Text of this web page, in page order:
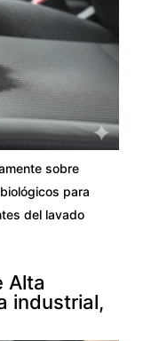
sobre
para
del lavado
Alta
industrial,